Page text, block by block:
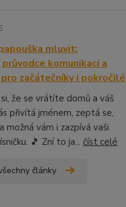
mluvit:
komunikací a
začátečníky i pokročilé
že se vrátíte domů a váš
přivítá jménem, zeptá se,
možná vám i zazpívá vaši
🎵 Zní to ja... číst celé
články